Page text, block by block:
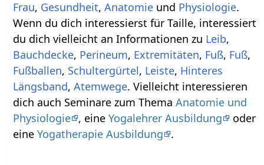
Frau, Gesundheit,Anatomie und Physiologie.
Wenn du dich interessierst für Taille, interessiert
du dich vielleicht an Informationen zu Leib,
Bauchdecke, Perineum, Extremitäten, Fuß, Fuß,
Fußballen, Schultergürtel, Leiste, Hinteres
Längsband,Atemwege. Vielleicht interessieren
dich auch Seminare zum ThemaAnatomie und
Physiologie , eineYogalehrer Ausbildung
oder
eineYogatherapie Ausbildung .